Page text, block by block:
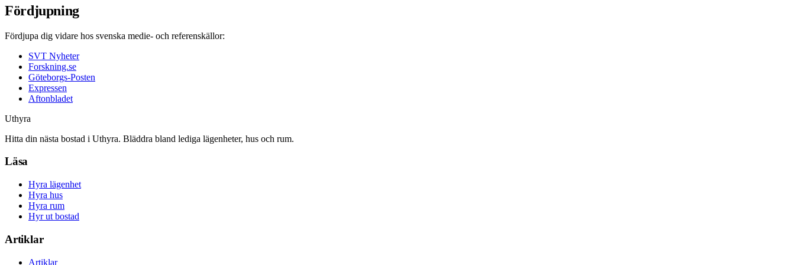
Fördjupning
Fördjupa dig vidare hos svenska medie- och referenskällor:
SVT Nyheter
Forskning.se
Göteborgs-Posten
Expressen
Aftonbladet
Uthyra
Hitta din nästa bostad i Uthyra. Bläddra bland lediga lägenheter, hus och rum.
Läsa
Hyra lägenhet
Hyra hus
Hyra rum
Hyr ut bostad
Artiklar
Artiklar